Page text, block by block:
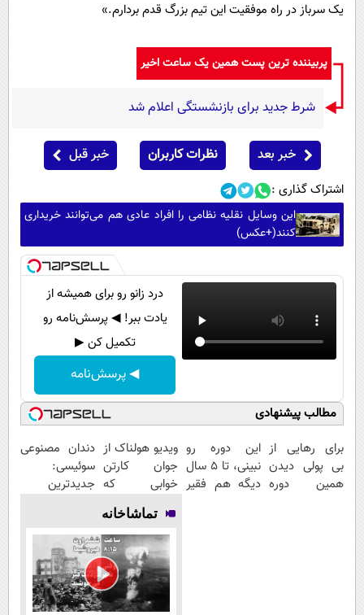
یک سرباز در راه موفقیت این تیم بزرگ قدم بردارم.»
پربیننده ترین پست همین یک ساعت اخیر
شرط جدید برای بازنشستگی اعلام شد
خبر بعد نظرات کاربران خبر قبل
اشتراک گذاری :
این وسایل نقلیه نظامی را افراد عادی هم می‌توانند خریداری
کنند(+عکس)
درد زانو رو برای همیشه از
یادت ببر! ◀ پرسش‌نامه رو
تکمیل کن ▶
◀ پرسش‌نامه
مطالب پیشنهادی
برای رهایی از
بی پولی دیدن
همین دوره
این دوره رو
نبینی، تا 5 سال
دیگه هم فقیر
ویدیو هولناک از
جوان کارتن
خوابی که
میلیاردر شد.
آموزش رایگان
دندان مصنوعی
سوئیسی:
جدیدترین
پرداخت قسطی
تماشاخانه